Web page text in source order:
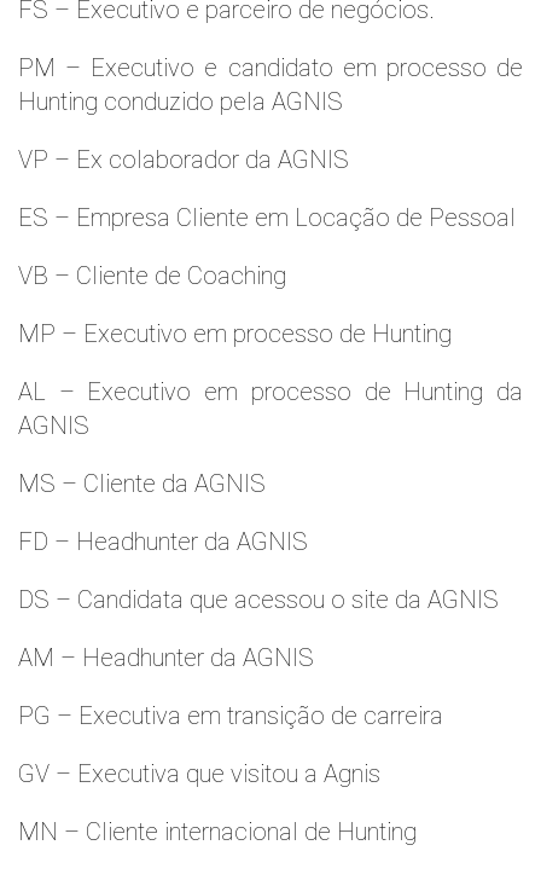
FS – Executivo e parceiro de negócios.
PM – Executivo e candidato em processo de
Hunting conduzido pela AGNIS
VP – Ex colaborador da AGNIS
ES – Empresa Cliente em Locação de Pessoal
VB – Cliente de Coaching
MP – Executivo em processo de Hunting
AL – Executivo em processo de Hunting da
AGNIS
MS – Cliente da AGNIS
FD – Headhunter da AGNIS
DS – Candidata que acessou o site da AGNIS
AM – Headhunter da AGNIS
PG – Executiva em transição de carreira
GV – Executiva que visitou a Agnis
MN – Cliente internacional de Hunting